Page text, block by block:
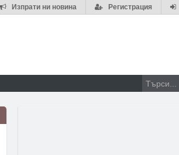
Регистрация
Изпрати ни новина